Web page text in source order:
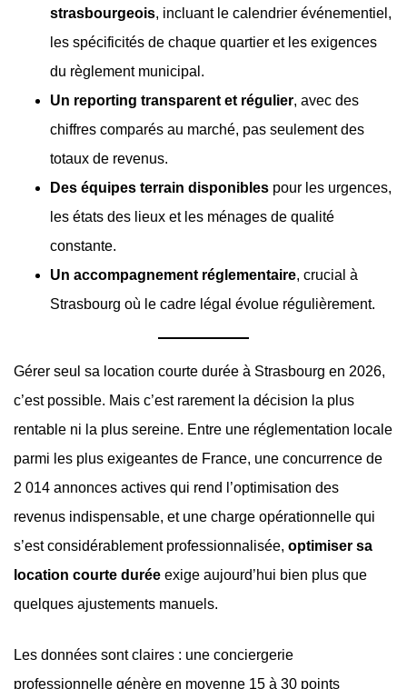
strasbourgeois, incluant le calendrier événementiel,
les spécificités de chaque quartier et les exigences
du règlement municipal.
Un reporting transparent et régulier, avec des
chiffres comparés au marché, pas seulement des
totaux de revenus.
Des équipes terrain disponibles pour les urgences,
les états des lieux et les ménages de qualité
constante.
Un accompagnement réglementaire, crucial à
Strasbourg où le cadre légal évolue régulièrement.
Gérer seul sa location courte durée à Strasbourg en 2026,
c’est possible. Mais c’est rarement la décision la plus
rentable ni la plus sereine. Entre une réglementation locale
parmi les plus exigeantes de France, une concurrence de
2 014 annonces actives qui rend l’optimisation des
revenus indispensable, et une charge opérationnelle qui
s’est considérablement professionnalisée, optimiser sa
location courte durée exige aujourd’hui bien plus que
quelques ajustements manuels.
Les données sont claires : une conciergerie
professionnelle génère en moyenne 15 à 30 points